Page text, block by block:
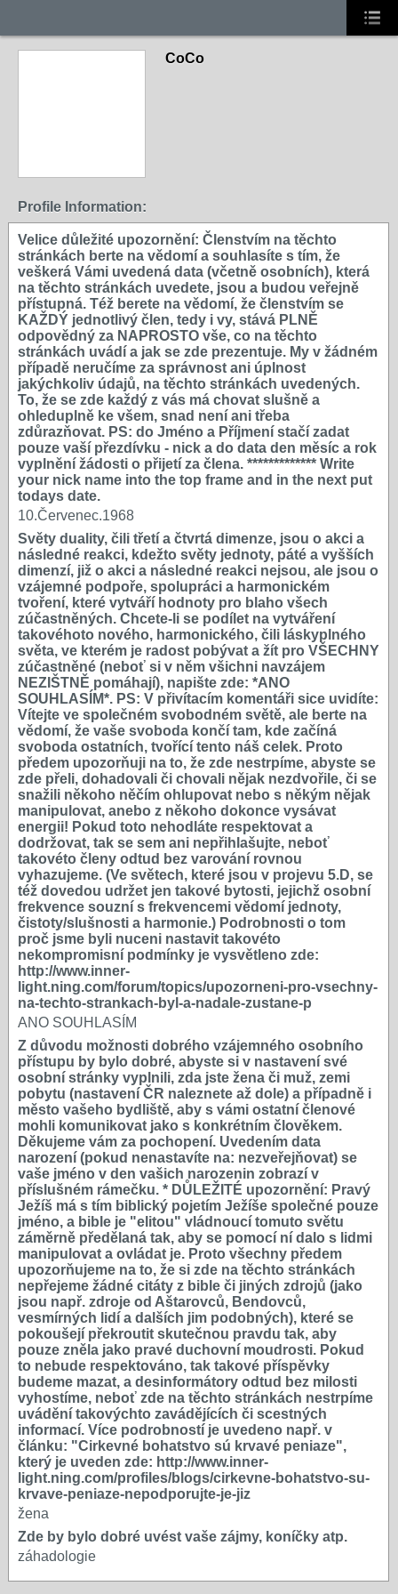
CoCo
Profile Information:
Velice důležité upozornění: Členstvím na těchto
stránkách berte na vědomí a souhlasíte s tím, že
veškerá Vámi uvedená data (včetně osobních), která
na těchto stránkách uvedete, jsou a budou veřejně
přístupná. Též berete na vědomí, že členstvím se
KAŽDÝ jednotlivý člen, tedy i vy, stává PLNĚ
odpovědný za NAPROSTO vše, co na těchto
stránkách uvádí a jak se zde prezentuje. My v žádném
případě neručíme za správnost ani úplnost
jakýchkoliv údajů, na těchto stránkách uvedených.
To, že se zde každý z vás má chovat slušně a
ohleduplně ke všem, snad není ani třeba
zdůrazňovat. PS: do Jméno a Příjmení stačí zadat
pouze vaší přezdívku - nick a do data den měsíc a rok
vyplnění žádosti o přijetí za člena. ************* Write
your nick name into the top frame and in the next put
todays date.
10.Červenec.1968
Světy duality, čili třetí a čtvrtá dimenze, jsou o akci a
následné reakci, kdežto světy jednoty, páté a vyšších
dimenzí, již o akci a následné reakci nejsou, ale jsou o
vzájemné podpoře, spolupráci a harmonickém
tvoření, které vytváří hodnoty pro blaho všech
zúčastněných. Chcete-li se podílet na vytváření
takovéhoto nového, harmonického, čili láskyplného
světa, ve kterém je radost pobývat a žít pro VŠECHNY
zúčastněné (neboť si v něm všichni navzájem
NEZIŠTNĚ pomáhají), napište zde: *ANO
SOUHLASÍM*. PS: V přivítacím komentáři sice uvidíte:
Vítejte ve společném svobodném světě, ale berte na
vědomí, že vaše svoboda končí tam, kde začíná
svoboda ostatních, tvořící tento náš celek. Proto
předem upozorňuji na to, že zde nestrpíme, abyste se
zde přeli, dohadovali či chovali nějak nezdvořile, či se
snažili někoho něčím ohlupovat nebo s někým nějak
manipulovat, anebo z někoho dokonce vysávat
energii! Pokud toto nehodláte respektovat a
dodržovat, tak se sem ani nepřihlašujte, neboť
takovéto členy odtud bez varování rovnou
vyhazujeme. (Ve světech, které jsou v projevu 5.D, se
též dovedou udržet jen takové bytosti, jejichž osobní
frekvence souzní s frekvencemi vědomí jednoty,
čistoty/slušnosti a harmonie.) Podrobnosti o tom
proč jsme byli nuceni nastavit takovéto
nekompromisní podmínky je vysvětleno zde:
http://www.inner-
light.ning.com/forum/topics/upozorneni-pro-vsechny-
na-techto-strankach-byl-a-nadale-zustane-p
ANO SOUHLASÍM
Z důvodu možnosti dobrého vzájemného osobního
přístupu by bylo dobré, abyste si v nastavení své
osobní stránky vyplnili, zda jste žena či muž, zemi
pobytu (nastavení ČR naleznete až dole) a případně i
město vašeho bydliště, aby s vámi ostatní členové
mohli komunikovat jako s konkrétním člověkem.
Děkujeme vám za pochopení. Uvedením data
narození (pokud nenastavíte na: nezveřejňovat) se
vaše jméno v den vašich narozenin zobrazí v
příslušném rámečku. * DŮLEŽITÉ upozornění: Pravý
Ježíš má s tím biblický pojetím Ježíše společné pouze
jméno, a bible je "elitou" vládnoucí tomuto světu
záměrně předělaná tak, aby se pomocí ní dalo s lidmi
manipulovat a ovládat je. Proto všechny předem
upozorňujeme na to, že si zde na těchto stránkách
nepřejeme žádné citáty z bible či jiných zdrojů (jako
jsou např. zdroje od Aštarovců, Bendovců,
vesmírných lidí a dalších jim podobných), které se
pokoušejí překroutit skutečnou pravdu tak, aby
pouze zněla jako pravé duchovní moudrosti. Pokud
to nebude respektováno, tak takové příspěvky
budeme mazat, a desinformátory odtud bez milosti
vyhostíme, neboť zde na těchto stránkách nestrpíme
uvádění takovýchto zavádějících či scestných
informací. Více podrobností je uvedeno např. v
článku: "Cirkevné bohatstvo sú krvavé peniaze",
který je uveden zde: http://www.inner-
light.ning.com/profiles/blogs/cirkevne-bohatstvo-su-
krvave-peniaze-nepodporujte-je-jiz
žena
Zde by bylo dobré uvést vaše zájmy, koníčky atp.
záhadologie